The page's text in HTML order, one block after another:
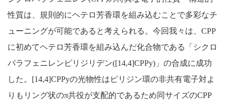
性質は、規則的にヘテロ芳香環を組み込むことで多彩なチ
ューニングが可能であると考えられる。今回我々は、CPP
に初めてヘテロ芳香環を組み込んだ化合物である「シクロ
パラフェニレンピリジリデン([14,4]CPPy)」の合成に成功
した。[14,4]CPPyの光物性はピリジン環の非共有電子対よ
りもリング状のπ共役が支配的であるため同サイズのCPP